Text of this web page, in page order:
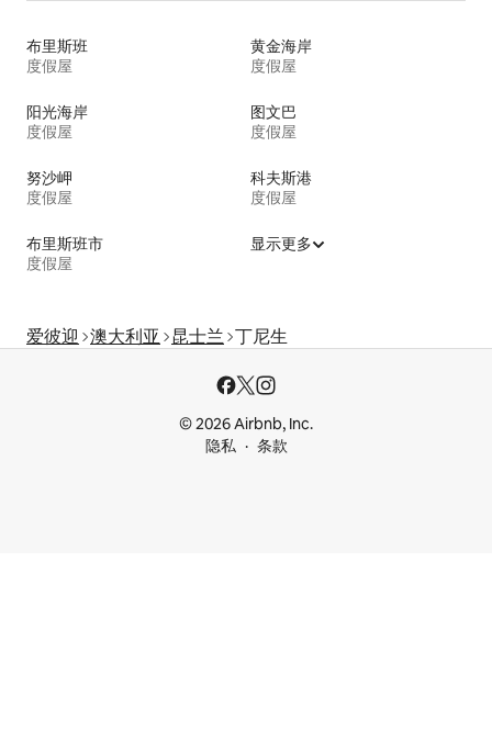
布里斯班
度假屋
黄金海岸
度假屋
阳光海岸
度假屋
图文巴
度假屋
努沙岬
度假屋
科夫斯港
度假屋
布里斯班市
度假屋
显示更多
爱彼迎 澳大利亚 昆士兰 丁尼生
© 2026 Airbnb, Inc.
隐私
条款